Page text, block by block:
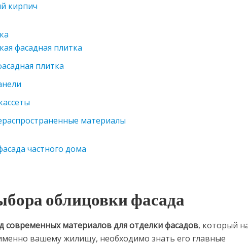
кирпич
фасадная плитка
плитка
материалы
частного дома
облицовки фасада
современных материалов для отделки фасадов, который
вашему жилищу, необходимо знать его главные